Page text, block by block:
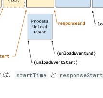
、 startTime と responseStart